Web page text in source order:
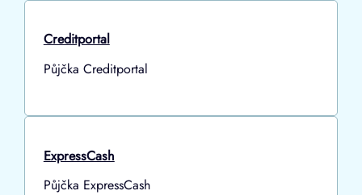
Creditportal
Půjčka Creditportal
ExpressCash
Půjčka ExpressCash